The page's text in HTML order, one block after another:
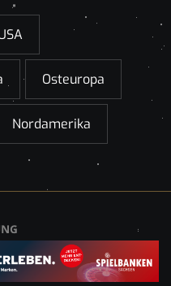
Osteuropa
Nordamerika